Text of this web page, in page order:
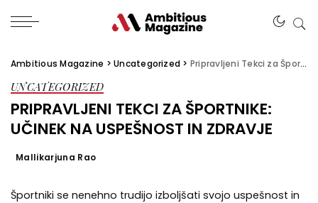
Ambitious Magazine >Uncategorized > Pripravljeni Tekci za Športnike: Učinek na Uspešnost in Zdravje
UNCATEGORIZED
PRIPRAVLJENI TEKCI ZA ŠPORTNIKE:
UČINEK NA USPEŠNOST IN ZDRAVJE
Mallikarjuna Rao
Športniki se nenehno trudijo izboljšati svojo uspešnost in